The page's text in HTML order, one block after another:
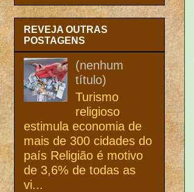
REVEJA OUTRAS
POSTAGENS
(nenhum
título)
Turismo
religioso
estimula economia de
mais de 300 cidades do
país Religião é motivo
de 3,6% de todas as
vi...